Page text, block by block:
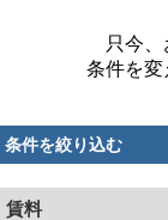
只今、
条件を変
条件を絞り込む
賃料